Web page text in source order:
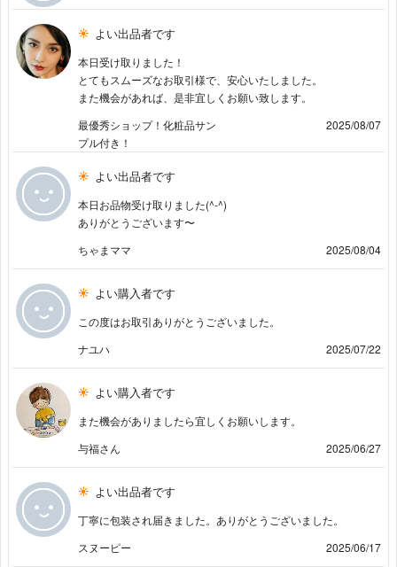
よい出品者です
本日受け取りました！
とてもスムーズなお取引様で、安心いたしました。
また機会があれば、是非宜しくお願い致します。
最優秀ショップ！化粧品サン
プル付き！
2025/08/07
よい出品者です
本日お品物受け取りました(^-^)
ありがとうございます〜
ちゃまママ
2025/08/04
よい購入者です
この度はお取引ありがとうございました。
ナユハ
2025/07/22
よい購入者です
また機会がありましたら宜しくお願いします。
与福さん
2025/06/27
よい出品者です
丁寧に包装され届きました。ありがとうございました。
スヌーピー
2025/06/17